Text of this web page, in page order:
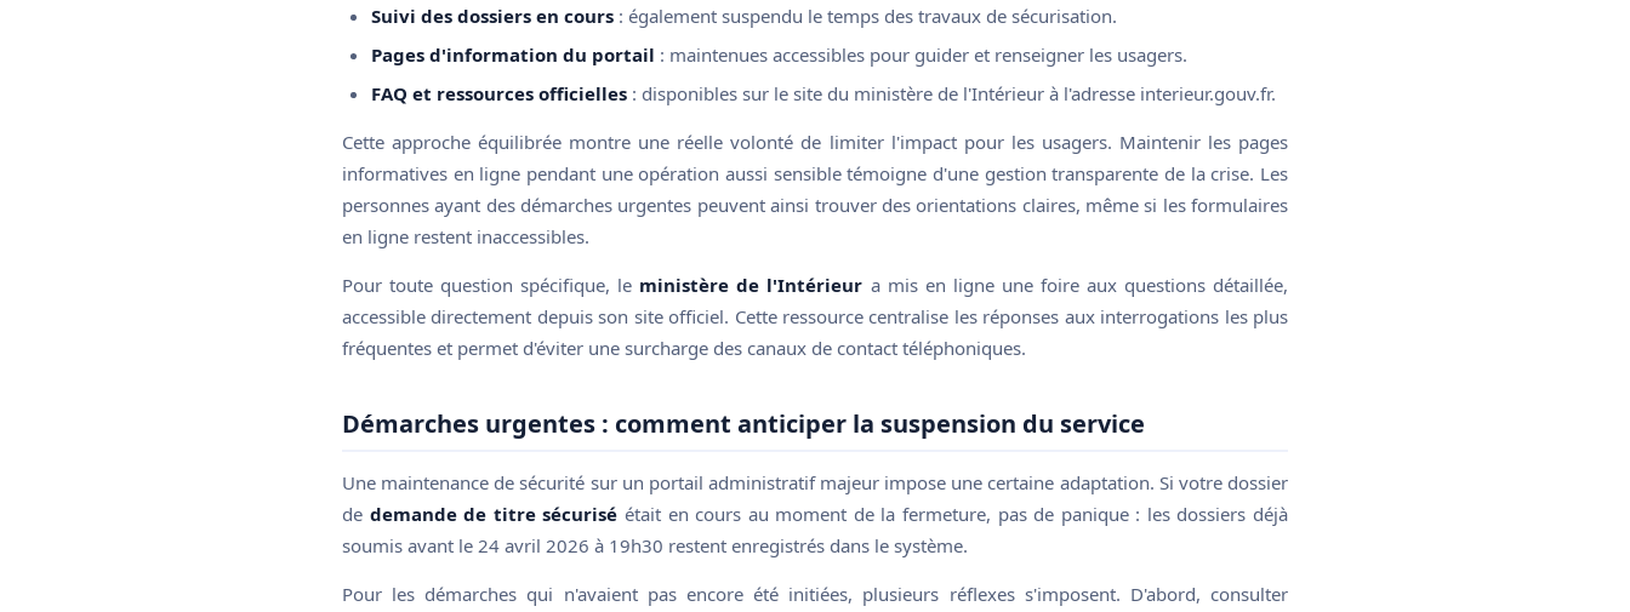
Suivi des dossiers en cours : également suspendu le temps des travaux de sécurisation.
Pages d'information du portail : maintenues accessibles pour guider et renseigner les usagers.
FAQ et ressources officielles : disponibles sur le site du ministère de l'Intérieur à l'adresse interieur.gouv.fr.
Cette approche équilibrée montre une réelle volonté de limiter l'impact pour les usagers. Maintenir les pages
informatives en ligne pendant une opération aussi sensible témoigne d'une gestion transparente de la crise. Les
personnes ayant des démarches urgentes peuvent ainsi trouver des orientations claires, même si les formulaires
en ligne restent inaccessibles.
Pour toute question spécifique, le ministère de l'Intérieur a mis en ligne une foire aux questions détaillée,
accessible directement depuis son site officiel. Cette ressource centralise les réponses aux interrogations les plus
fréquentes et permet d'éviter une surcharge des canaux de contact téléphoniques.
Démarches urgentes : comment anticiper la suspension du service
Une maintenance de sécurité sur un portail administratif majeur impose une certaine adaptation. Si votre dossier
de demande de titre sécurisé était en cours au moment de la fermeture, pas de panique : les dossiers déjà
soumis avant le 24 avril 2026 à 19h30 restent enregistrés dans le système.
Pour les démarches qui n'avaient pas encore été initiées, plusieurs réflexes s'imposent. D'abord, consulter